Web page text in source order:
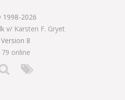
1998-2026
v/ Karsten F. Gryet
Version 8
79 online